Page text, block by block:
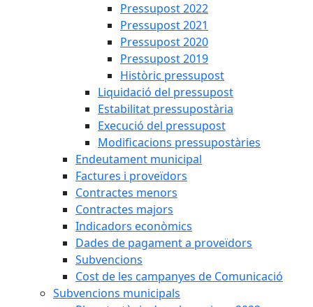
Pressupost 2022
Pressupost 2021
Pressupost 2020
Pressupost 2019
Històric pressupost
Liquidació del pressupost
Estabilitat pressupostària
Execució del pressupost
Modificacions pressupostàries
Endeutament municipal
Factures i proveïdors
Contractes menors
Contractes majors
Indicadors econòmics
Dades de pagament a proveïdors
Subvencions
Cost de les campanyes de Comunicació
Subvencions municipals